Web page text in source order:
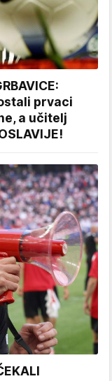
prvaci
a učitelj